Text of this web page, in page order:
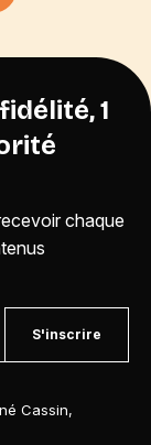
1
chaque
S'inscrire
Cassin,